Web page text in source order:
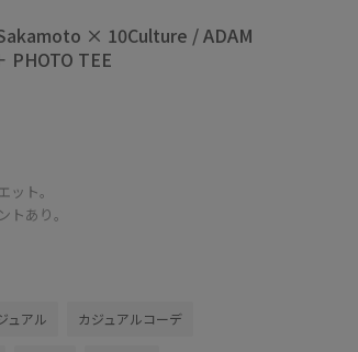
Sakamoto × 10Culture / ADAM
PHOTO TEE
ト。
あり。
ュアル カジュアルコーデ